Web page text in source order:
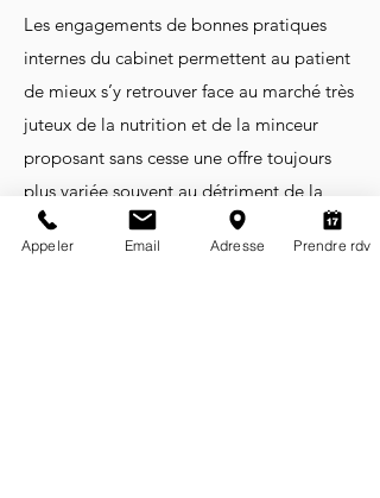
Les engagements de bonnes pratiques
internes du cabinet permettent au patient
de mieux s’y retrouver face au marché très
juteux de la nutrition et de la minceur
proposant sans cesse une offre toujours
plus variée souvent au détriment de la
santé du patient : produits et régimes
miracles, promesses mensongères,
Appeler Email Adresse Prendre rdv